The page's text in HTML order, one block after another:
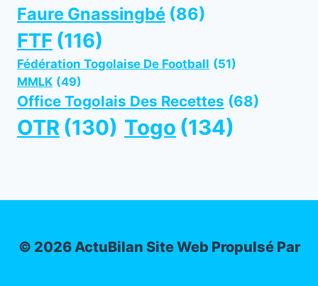
Faure Gnassingbé (86)
FTF (116)
Fédération Togolaise De Football (51)
MMLK (49)
Office Togolais Des Recettes (68)
OTR (130) Togo (134)
© 2026 ActuBilan Site Web Propulsé Par